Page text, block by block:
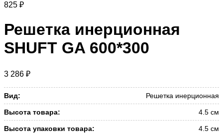
825 ₽
Решетка инерционная
SHUFT GA 600*300
3 286 ₽
Вид: Решетка инерционная
Высота товара: 4.5 см
Высота упаковки товара: 4.5 см